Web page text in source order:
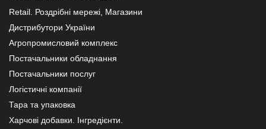
Retail. Роздрібні мережі, Магазини
Дистрибутори України
Агропромисловий комплекс
Постачальники обладнання
Постачальники послуг
Логістичні компанії
Тара та упаковка
Харчові добавки. Інгредієнти.